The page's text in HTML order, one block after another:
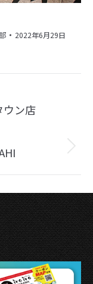
2022年6月29日
ウン店